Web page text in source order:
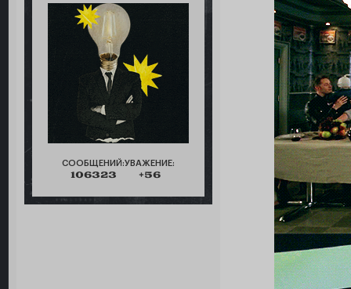
СООБЩЕНИЙ:
106323
УВАЖЕНИЕ:
+56